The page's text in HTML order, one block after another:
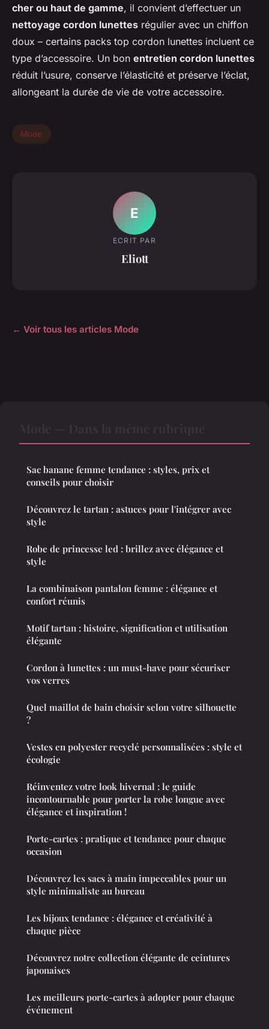
cher ou haut de gamme, il convient d’effectuer un
nettoyage cordon lunettes régulier avec un chiffon
doux – certains packs top cordon lunettes incluent ce
type d’accessoire. Un bon entretien cordon lunettes
réduit l’usure, conserve l’élasticité et préserve l’éclat,
allongeant la durée de vie de votre accessoire.
Mode
E
ECRIT PAR
Eliott
← Voir tous les articles Mode
Sac banane femme tendance : styles, prix et
conseils pour choisir
Découvrez le tartan : astuces pour l'intégrer avec
style
Robe de princesse led : brillez avec élégance et
style
La combinaison pantalon femme : élégance et
confort réunis
Motif tartan : histoire, signification et utilisation
élégante
Cordon à lunettes : un must-have pour sécuriser
vos verres
Quel maillot de bain choisir selon votre silhouette
?
Vestes en polyester recyclé personnalisées : style et
écologie
Réinventez votre look hivernal : le guide
incontournable pour porter la robe longue avec
élégance et inspiration !
Porte-cartes : pratique et tendance pour chaque
occasion
Découvrez les sacs à main impeccables pour un
style minimaliste au bureau
Les bijoux tendance : élégance et créativité à
chaque pièce
Découvrez notre collection élégante de ceintures
japonaises
Les meilleurs porte-cartes à adopter pour chaque
événement